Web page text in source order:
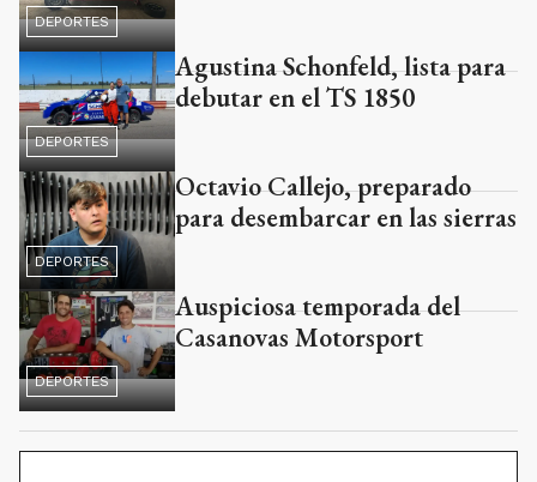
DEPORTES
DEPORTES
Agustina Schonfeld, lista para
debutar en el TS 1850
DEPORTES
Octavio Callejo, preparado
para desembarcar en las sierras
DEPORTES
Auspiciosa temporada del
Casanovas Motorsport